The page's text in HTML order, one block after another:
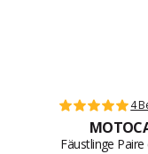
4
Fäustlinge